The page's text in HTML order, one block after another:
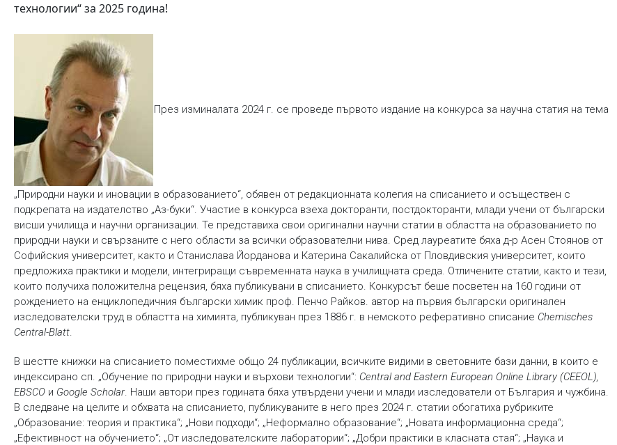
технологии“ за 2025 година!
През изминалата 2024 г. се проведе първото издание на конкурса за научна статия на тема
„Природни науки и иновации в образованието“, обявен от редакционната колегия на списанието и осъществен с
подкрепата на издателство „Аз-буки“. Участие в конкурса взеха докторанти, постдокторанти, млади учени от български
висши училища и научни организации. Те представиха свои оригинални научни статии в областта на образованието по
природни науки и свързаните с него области за всички образователни нива. Сред лауреатите бяха д-р Асен Стоянов от
Софийския университет, както и Станислава Йорданова и Катерина Сакалийска от Пловдивския университет, които
предложиха практики и модели, интегриращи съвременната наука в училищната среда. Отличените статии, както и тези,
които получиха положителна рецензия, бяха публикувани в списанието. Конкурсът беше посветен на 160 години от
рождението на енциклопедичния български химик проф. Пенчо Райков. автор на първия български оригинален
изследователски труд в областта на химията, публикуван през 1886 г. в немското реферативно списание Chemisches
Central-Blatt.
В шестте книжки на списанието поместихме общо 24 публикации, всичките видими в световните бази данни, в които е
индексирано сп. „Обучение по природни науки и върхови технологии“: Central and Eastern European Online Library (CEEOL),
EBSCOи Google Scholar. Наши автори през годината бяха утвърдени учени и млади изследователи от България и чужбина.
В следване на целите и обхвата на списанието, публикуваните в него през 2024 г. статии обогатиха рубриките
„Образование: теория и практика“; „Нови подходи“; „Неформално образование“; „Новата информационна среда“;
„Ефективност на обучението“; „От изследователските лаборатории“; „Добри практики в класната стая“; „Наука и